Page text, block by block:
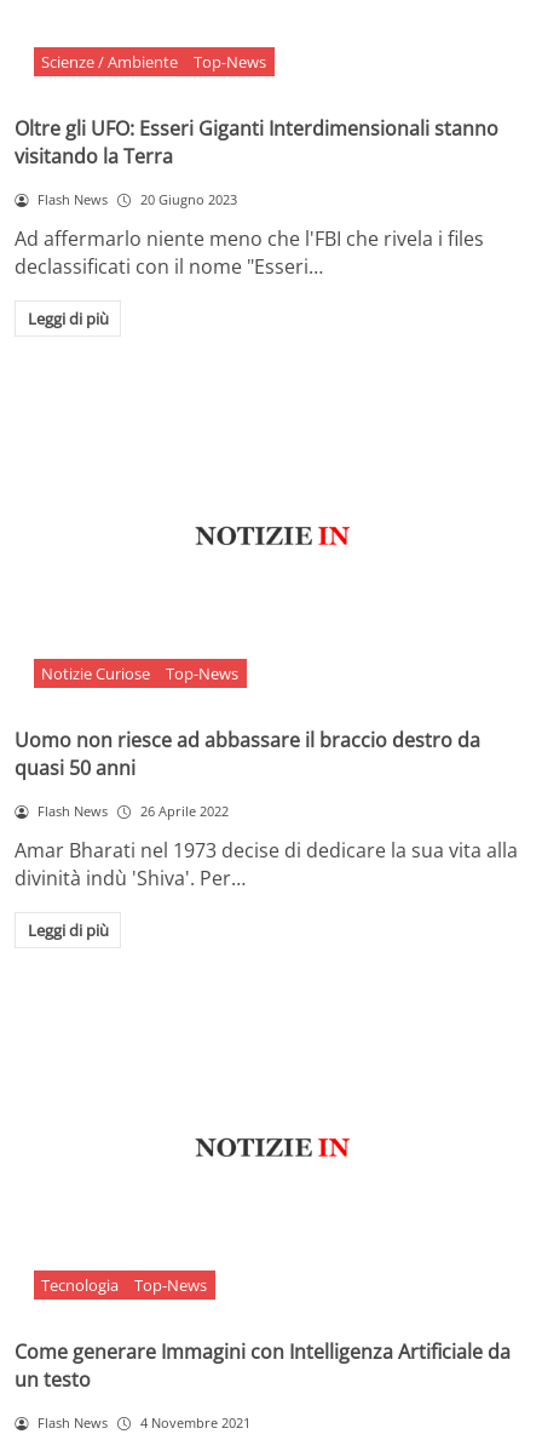
Scienze / Ambiente Top-News
Oltre gli UFO: Esseri Giganti Interdimensionali stanno
visitando la Terra
Flash News 20 Giugno 2023
Ad affermarlo niente meno che l'FBI che rivela i files
declassificati con il nome "Esseri…
Leggi di più
Notizie Curiose Top-News
Uomo non riesce ad abbassare il braccio destro da
quasi 50 anni
Flash News 26 Aprile 2022
Amar Bharati nel 1973 decise di dedicare la sua vita alla
divinità indù 'Shiva'. Per…
Leggi di più
Tecnologia Top-News
Come generare Immagini con Intelligenza Artificiale da
un testo
Flash News 4 Novembre 2021